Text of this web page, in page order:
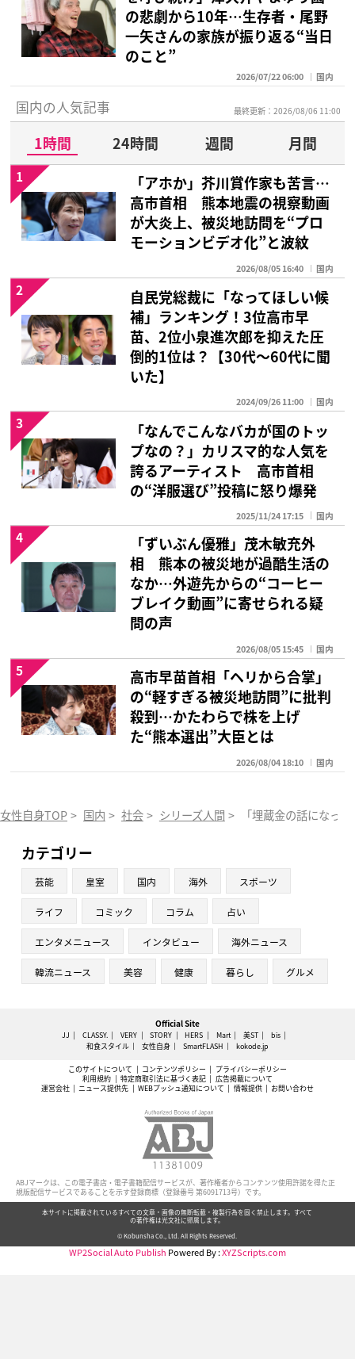
の悲劇から10年…生存者・尾野
一矢さんの家族が振り返る“当日
のこと”
2026/07/22 06:00 国内
国内の人気記事 最終更新：2026/08/06 11:00
1時間 24時間 週間
月間
「アホか」芥川賞作家も苦言…
高市首相 熊本地震の視察動画
が大炎上、被災地訪問を“プロ
モーションビデオ化”と波紋
2026/08/05 16:40 国内
1
自民党総裁に「なってほしい候
補」ランキング！3位高市早
苗、2位小泉進次郎を抑えた圧
倒的1位は？【30代〜60代に聞
いた】
2024/09/26 11:00 国内
2
「なんでこんなバカが国のトッ
プなの？」カリスマ的な人気を
誇るアーティスト 高市首相
の“洋服選び”投稿に怒り爆発
2025/11/24 17:15 国内
3
「ずいぶん優雅」茂木敏充外
相 熊本の被災地が過酷生活の
なか…外遊先からの“コーヒー
ブレイク動画”に寄せられる疑
問の声
2026/08/05 15:45 国内
4
高市早苗首相「ヘリから合掌」
の“軽すぎる被災地訪問”に批判
殺到…かたわらで株を上げ
た“熊本選出”大臣とは
2026/08/04 18:10 国内
5
女性自身TOP > 国内 > 社会 > シリーズ人間 > 「埋蔵金の話になっ
カテゴリー
芸能 皇室 国内 海外 スポーツ
ライフ コミック コラム 占い
エンタメニュース インタビュー 海外ニュース
韓流ニュース 美容 健康 暮らし グルメ
Official Site
JJ CLASSY. VERY STORY HERS Mart 美ST
bis
和食スタイル
女性自身 SmartFLASH kokode.jp
このサイトについて コンテンツポリシー
プライバシーポリシー
利用規約
特定商取引法に基づく表記
広告掲載について
運営会社
ニュース提供先 WEBプッシュ通知について 情報提供 お問い合わせ
ABJマークは、この電子書店・電子書籍配信サービスが、著作権者からコンテンツ使用許諾を得た正
規版配信サービスであることを示す登録商標（登録番号 第6091713号）です。
本サイトに掲載されているすべての文章・画像の無断転載・複製行為を固く禁止します。すべて
の著作権は光文社に帰属します。
© Kobunsha Co., Ltd. All Rights Reserved.
WP2Social Auto Publish Powered By :XYZScripts.com